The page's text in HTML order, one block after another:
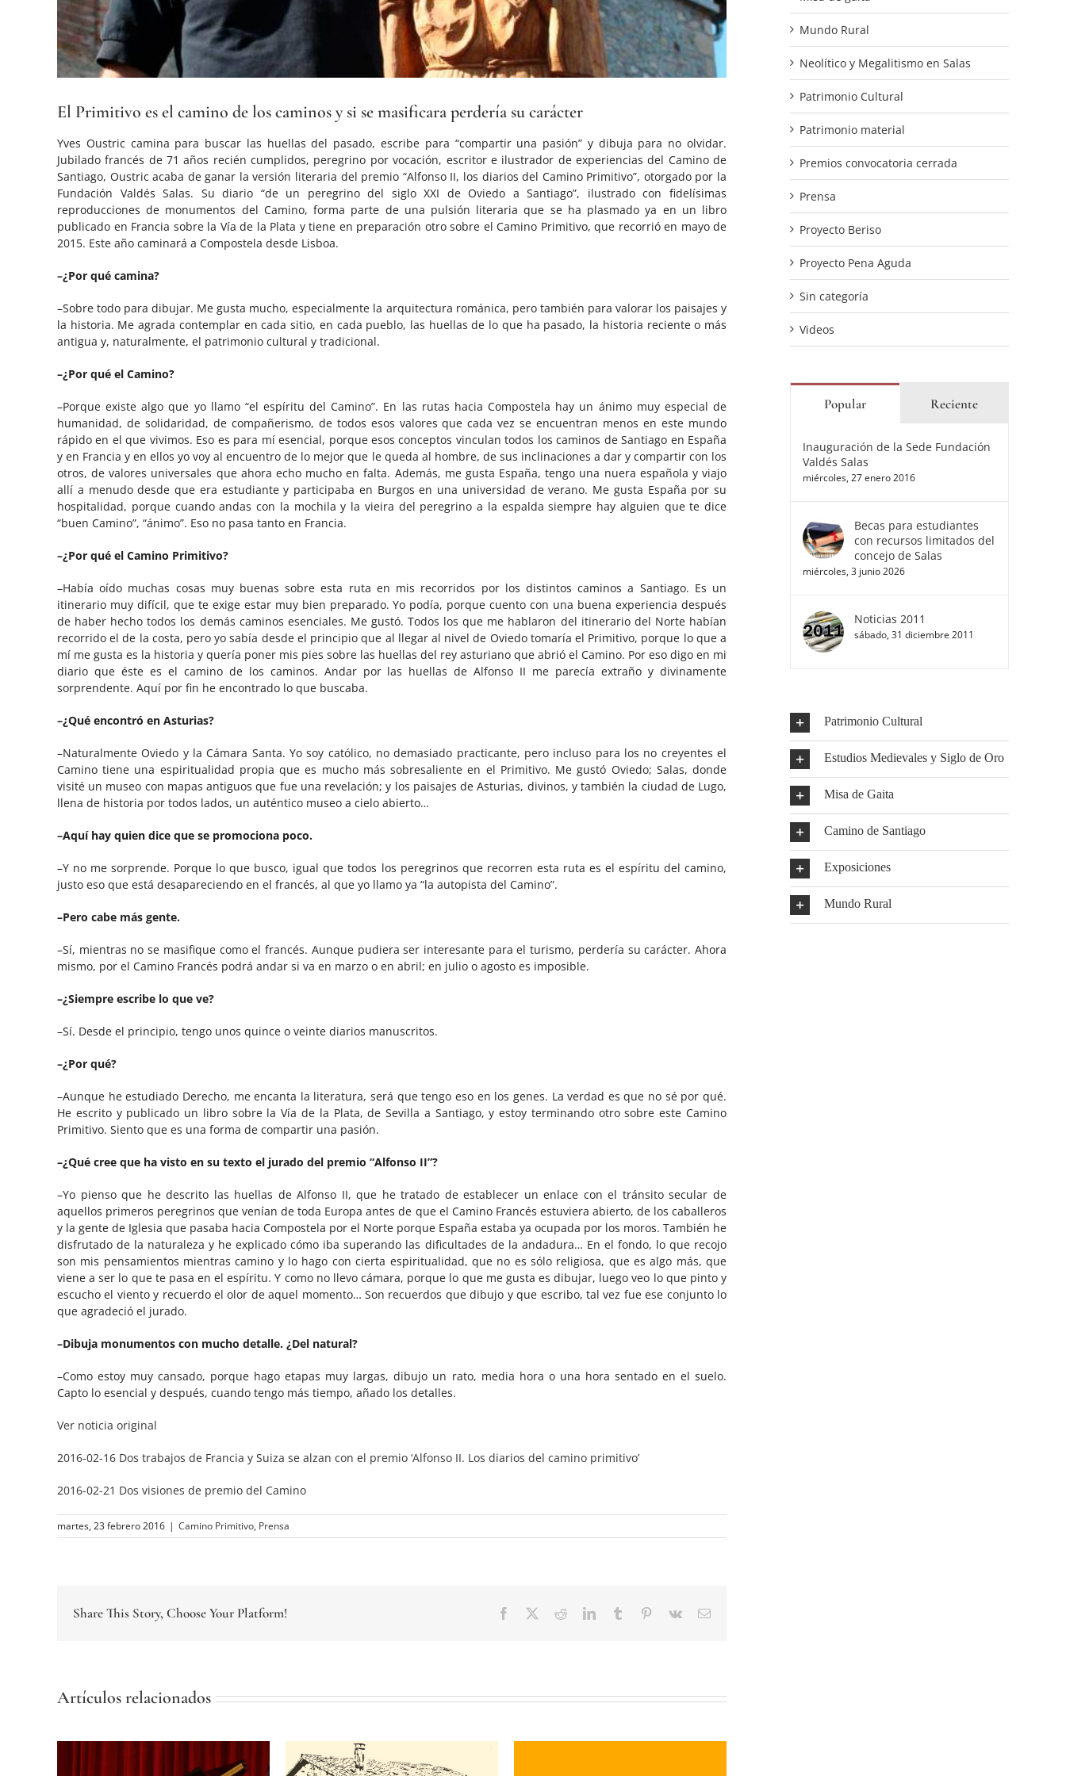
El Primitivo es el camino de los caminos y si se masificara perdería su carácter
Yves Oustric camina para buscar las huellas del pasado, escribe para “compartir una pasión” y dibuja para no olvidar.
Jubilado francés de 71 años recién cumplidos, peregrino por vocación, escritor e ilustrador de experiencias del Camino de
Santiago, Oustric acaba de ganar la versión literaria del premio “Alfonso II, los diarios del Camino Primitivo”, otorgado por la
Fundación Valdés Salas. Su diario “de un peregrino del siglo XXI de Oviedo a Santiago”, ilustrado con fidelísimas
reproducciones de monumentos del Camino, forma parte de una pulsión literaria que se ha plasmado ya en un libro
publicado en Francia sobre la Vía de la Plata y tiene en preparación otro sobre el Camino Primitivo, que recorrió en mayo de
2015. Este año caminará a Compostela desde Lisboa.
–¿Por qué camina?
–Sobre todo para dibujar. Me gusta mucho, especialmente la arquitectura románica, pero también para valorar los paisajes y
la historia. Me agrada contemplar en cada sitio, en cada pueblo, las huellas de lo que ha pasado, la historia reciente o más
antigua y, naturalmente, el patrimonio cultural y tradicional.
–¿Por qué el Camino?
–Porque existe algo que yo llamo “el espíritu del Camino”. En las rutas hacia Compostela hay un ánimo muy especial de
humanidad, de solidaridad, de compañerismo, de todos esos valores que cada vez se encuentran menos en este mundo
rápido en el que vivimos. Eso es para mí esencial, porque esos conceptos vinculan todos los caminos de Santiago en España
y en Francia y en ellos yo voy al encuentro de lo mejor que le queda al hombre, de sus inclinaciones a dar y compartir con los
otros, de valores universales que ahora echo mucho en falta. Además, me gusta España, tengo una nuera española y viajo
allí a menudo desde que era estudiante y participaba en Burgos en una universidad de verano. Me gusta España por su
hospitalidad, porque cuando andas con la mochila y la vieira del peregrino a la espalda siempre hay alguien que te dice
“buen Camino”, “ánimo”. Eso no pasa tanto en Francia.
–¿Por qué el Camino Primitivo?
–Había oído muchas cosas muy buenas sobre esta ruta en mis recorridos por los distintos caminos a Santiago. Es un
itinerario muy difícil, que te exige estar muy bien preparado. Yo podía, porque cuento con una buena experiencia después
de haber hecho todos los demás caminos esenciales. Me gustó. Todos los que me hablaron del itinerario del Norte habían
recorrido el de la costa, pero yo sabía desde el principio que al llegar al nivel de Oviedo tomaría el Primitivo, porque lo que a
mí me gusta es la historia y quería poner mis pies sobre las huellas del rey asturiano que abrió el Camino. Por eso digo en mi
diario que éste es el camino de los caminos. Andar por las huellas de Alfonso II me parecía extraño y divinamente
sorprendente. Aquí por fin he encontrado lo que buscaba.
–¿Qué encontró en Asturias?
–Naturalmente Oviedo y la Cámara Santa. Yo soy católico, no demasiado practicante, pero incluso para los no creyentes el
Camino tiene una espiritualidad propia que es mucho más sobresaliente en el Primitivo. Me gustó Oviedo; Salas, donde
visité un museo con mapas antiguos que fue una revelación; y los paisajes de Asturias, divinos, y también la ciudad de Lugo,
llena de historia por todos lados, un auténtico museo a cielo abierto…
–Aquí hay quien dice que se promociona poco.
–Y no me sorprende. Porque lo que busco, igual que todos los peregrinos que recorren esta ruta es el espíritu del camino,
justo eso que está desapareciendo en el francés, al que yo llamo ya “la autopista del Camino”.
–Pero cabe más gente.
–Sí, mientras no se masifique como el francés. Aunque pudiera ser interesante para el turismo, perdería su carácter. Ahora
mismo, por el Camino Francés podrá andar si va en marzo o en abril; en julio o agosto es imposible.
–¿Siempre escribe lo que ve?
–Sí. Desde el principio, tengo unos quince o veinte diarios manuscritos.
–¿Por qué?
–Aunque he estudiado Derecho, me encanta la literatura, será que tengo eso en los genes. La verdad es que no sé por qué.
He escrito y publicado un libro sobre la Vía de la Plata, de Sevilla a Santiago, y estoy terminando otro sobre este Camino
Primitivo. Siento que es una forma de compartir una pasión.
–¿Qué cree que ha visto en su texto el jurado del premio “Alfonso II”?
–Yo pienso que he descrito las huellas de Alfonso II, que he tratado de establecer un enlace con el tránsito secular de
aquellos primeros peregrinos que venían de toda Europa antes de que el Camino Francés estuviera abierto, de los caballeros
y la gente de Iglesia que pasaba hacia Compostela por el Norte porque España estaba ya ocupada por los moros. También he
disfrutado de la naturaleza y he explicado cómo iba superando las dificultades de la andadura… En el fondo, lo que recojo
son mis pensamientos mientras camino y lo hago con cierta espiritualidad, que no es sólo religiosa, que es algo más, que
viene a ser lo que te pasa en el espíritu. Y como no llevo cámara, porque lo que me gusta es dibujar, luego veo lo que pinto y
escucho el viento y recuerdo el olor de aquel momento… Son recuerdos que dibujo y que escribo, tal vez fue ese conjunto lo
que agradeció el jurado.
–Dibuja monumentos con mucho detalle. ¿Del natural?
–Como estoy muy cansado, porque hago etapas muy largas, dibujo un rato, media hora o una hora sentado en el suelo.
Capto lo esencial y después, cuando tengo más tiempo, añado los detalles.
Ver noticia original
2016-02-16 Dos trabajos de Francia y Suiza se alzan con el premio ‘Alfonso II. Los diarios del camino primitivo’
2016-02-21 Dos visiones de premio del Camino
martes, 23 febrero 2016 | Camino Primitivo, Prensa
Share This Story, Choose Your Platform! Facebook
TwitterRedditLinkedInTumblr Pinterest
Vk
Correo
Artículos relacionados
Mundo Rural
Neolítico y Megalitismo en Salas
Patrimonio Cultural
Patrimonio material
Premios convocatoria cerrada
Prensa
Proyecto Beriso
Proyecto Pena Aguda
Sin categoría
Videos
Popular Reciente
Inauguración de la Sede Fundación
Valdés Salas
miércoles, 27 enero 2016
Becas para estudiantes
con recursos limitados del
concejo de Salas
miércoles, 3 junio 2026
Noticias 2011
sábado, 31 diciembre 2011
Patrimonio Cultural
Estudios Medievales y Siglo de Oro
Misa de Gaita
Camino de Santiago
Exposiciones
Mundo Rural